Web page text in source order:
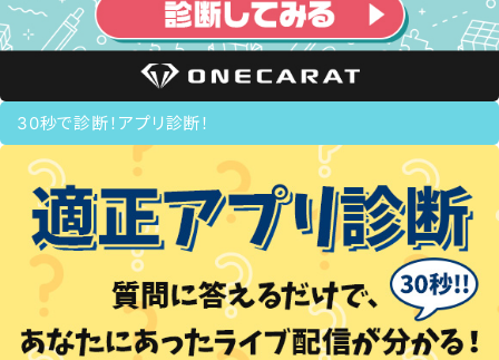
30秒で診断！アプリ診断！